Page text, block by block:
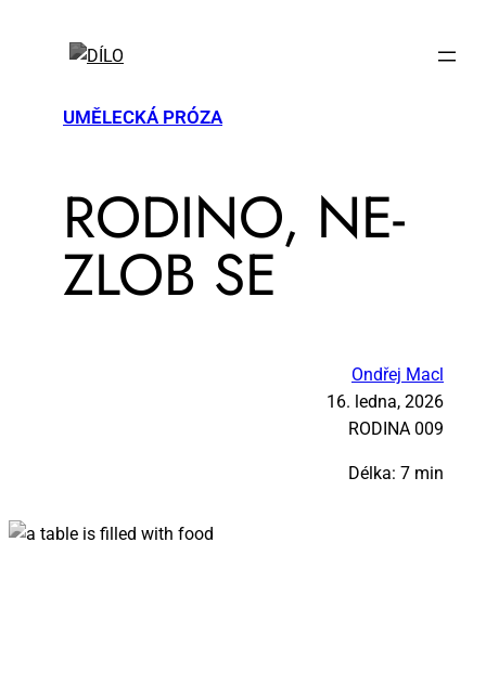
UMĚLECKÁ PRÓZA
RO­DI­NO, NE­
ZLOB SE
Ondřej Macl
16. ledna, 2026
RO­DI­NA 009
Délka: 7 min